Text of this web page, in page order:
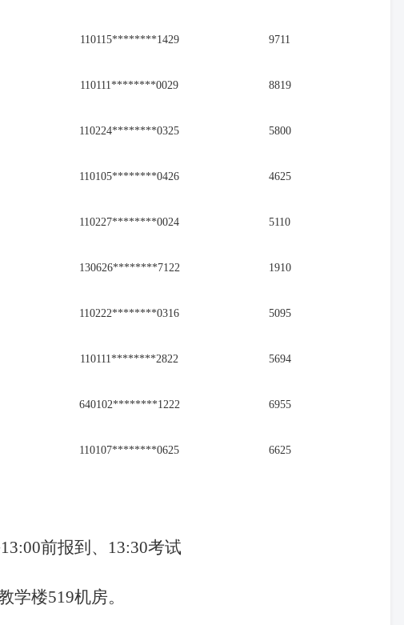
110115********1429 9711
110111********0029 8819
110224********0325 5800
110105********0426 4625
110227********0024 5110
130626********7122 1910
110222********0316 5095
110111********2822 5694
640102********1222 6955
110107********0625 6625
前报到、13:30考试
学楼519机房。